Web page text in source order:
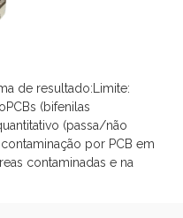
de resultado:Limite:
(bifenilas
(passa/não
por PCB em
contaminadas e na